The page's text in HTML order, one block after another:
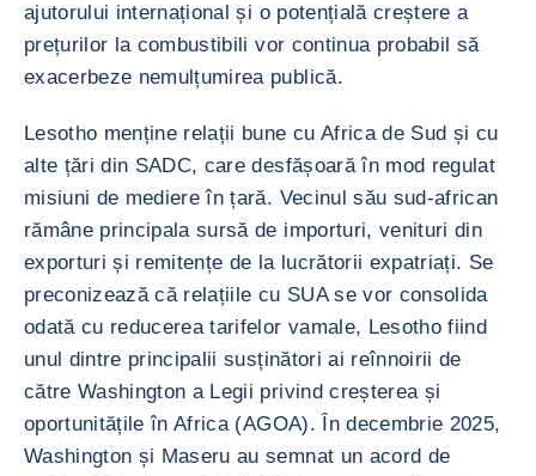
ajutorului internațional și o potențială creștere a
prețurilor la combustibili vor continua probabil să
exacerbeze nemulțumirea publică.
Lesotho menține relații bune cu Africa de Sud și cu
alte țări din SADC, care desfășoară în mod regulat
misiuni de mediere în țară. Vecinul său sud-african
rămâne principala sursă de importuri, venituri din
exporturi și remitențe de la lucrătorii expatriați. Se
preconizează că relațiile cu SUA se vor consolida
odată cu reducerea tarifelor vamale, Lesotho fiind
unul dintre principalii susținători ai reînnoirii de
către Washington a Legii privind creșterea și
oportunitățile în Africa (AGOA). În decembrie 2025,
Washington și Maseru au semnat un acord de